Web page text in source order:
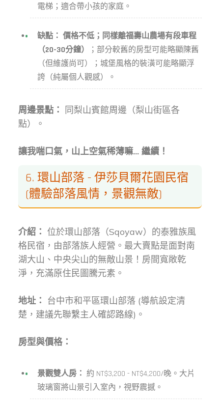
電梯；適合帶小孩的家庭。
缺點： 價格不低；同樣離福壽山農場有段車程
（20-30分鐘）
；部分較舊的房型可能略顯陳舊
（但維護尚可）；城堡風格的裝潢可能略顯浮
誇（純屬個人觀感）。
周邊景點：
同梨山賓館周邊（梨山街區各
點）。
讓我喘口氣，山上空氣稀薄嘛... 繼續！
6. 環山部落 - 伊莎貝爾花園民宿
(體驗部落風情，景觀無敵)
介紹： 位於環山部落（Sqoyaw）的泰雅族風
格民宿，由部落族人經營。最大賣點是面對南
湖大山、中央尖山的無敵山景！房間寬敞乾
淨，充滿原住民圖騰元素。
地址：
台中市和平區環山部落 (導航設定清
楚，建議先聯繫主人確認路線)。
房型與價格：
景觀雙人房： 約 NT$3,200 - NT$4,200/晚。大片
玻璃窗將山景引入室內，視野震撼。